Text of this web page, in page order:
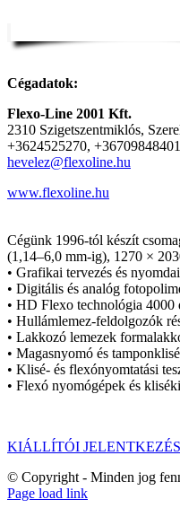
Cégadatok:
Flexo-Line 2001 Kft.
2310 Szigetszentmiklós,
+3624525270, +36709848401
hevelez@flexoline.hu
www.flexoline.hu
Cégünk 1996-tól készít
(1,14–6,0 mm-ig), 1270 ×
• Grafikai tervezés és
• Digitális és analóg
• HD Flexo technológia 4000
• Hullámlemez-feldolgozók
• Lakkozó lemezek
• Magasnyomó és
• Klisé- és flexónyomtatási
• Flexó nyomógépek és
KIÁLLÍTÓI JELENTKEZÉS
© Copyright - Minden jog
Page load link